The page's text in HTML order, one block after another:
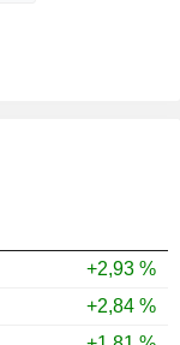
+2,93 %
+2,84 %